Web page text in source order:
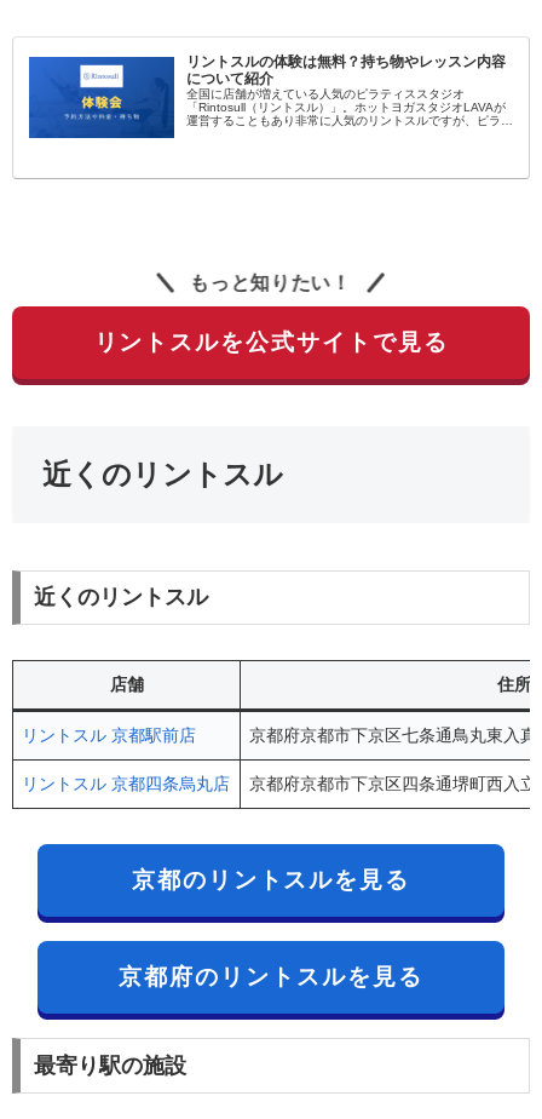
リントスルの体験は無料？持ち物やレッスン内容
について紹介
全国に店舗が増えている人気のピラティススタジオ
「Rintosull（リントスル）」。ホットヨガスタジオLAVAが
運営することもあり非常に人気のリントスルですが、ピラテ
もっと知りたい！
リントスルを公式サイトで見る
近くのリントスル
近くのリントスル
店舗 住所
リントスル 京都駅前店 京都府京都市下京区七条通鳥丸東入
リントスル 京都四条烏丸店 京都府京都市下京区四条通堺町西入
京都のリントスルを見る
京都府のリントスルを見る
最寄り駅の施設